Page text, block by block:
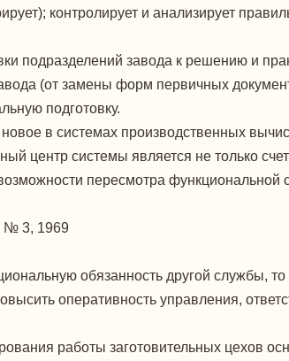
контроли­рует и анализирует
подразделений завода к ре­шению и
(от замены форм первичных
подго­товку.
в системах производствен­ных
центр системы яв­ляется не только
пересмотра функциональной
3, 1969
обязанность другой служ­бы,
оперативность управления,
работы заготовитель­ных цехов